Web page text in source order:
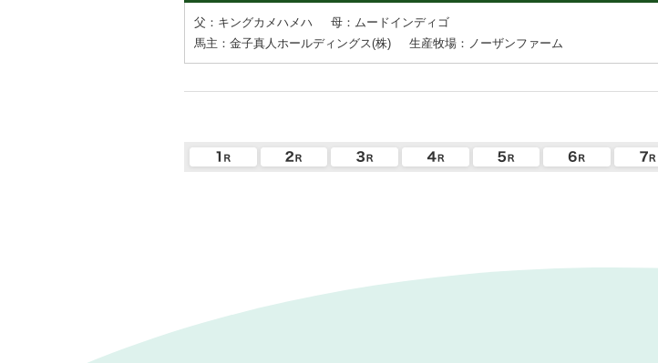
父：キングカメハメハ
母：ムードインディゴ
馬主：金子真人ホールディングス(株)
生産牧場：ノーザンファーム